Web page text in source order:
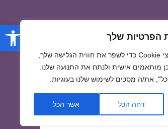
פתח הפרטיות שלך
אנו משתמשים בקובצי Cookie כדי לשפר את חווית הגלישה שלך,
מותאמים אישית ולנתח את התנועה שלנו.
את/ה מסכים לשימוש שלנו בעוגיות.
דחה הכל אשר הכל